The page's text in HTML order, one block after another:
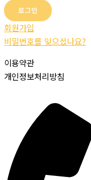
회원가입
비밀번호를 잊으셨나요?
이용약관
개인정보처리방침